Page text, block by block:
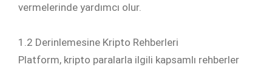
vermelerinde yardımcı olur.
1.2 Derinlemesine Kripto Rehberleri
Platform, kripto paralarla ilgili kapsamlı rehberler